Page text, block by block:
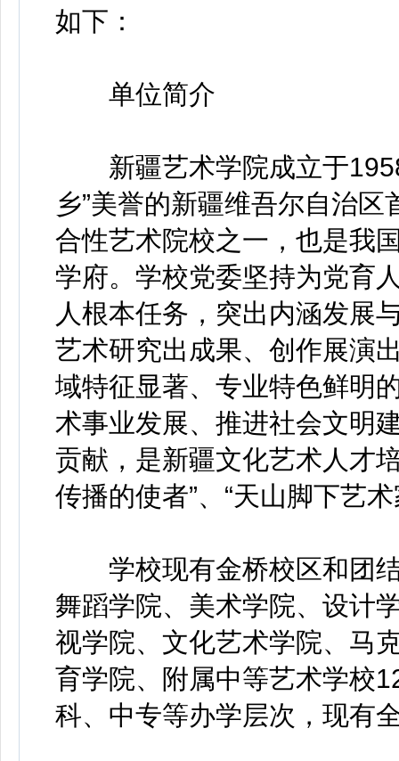
如下：
单位简介
新疆艺术学院成立于1958
乡”美誉的新疆维吾尔自治
合性艺术院校之一，也是我
学府。学校党委坚持为党育
人根本任务，突出内涵发展
艺术研究出成果、创作展演
域特征显著、专业特色鲜明
术事业发展、推进社会文明
贡献，是新疆文化艺术人才
传播的使者”、“天山脚下艺
学校现有金桥校区和团结
舞蹈学院、美术学院、设计
视学院、文化艺术学院、马
育学院、附属中等艺术学校
科、中专等办学层次，现有